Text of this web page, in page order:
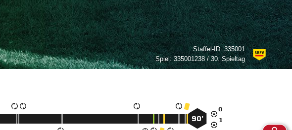
Staffel-ID:335001
Spiel:335001238 / 30. Spieltag


90’